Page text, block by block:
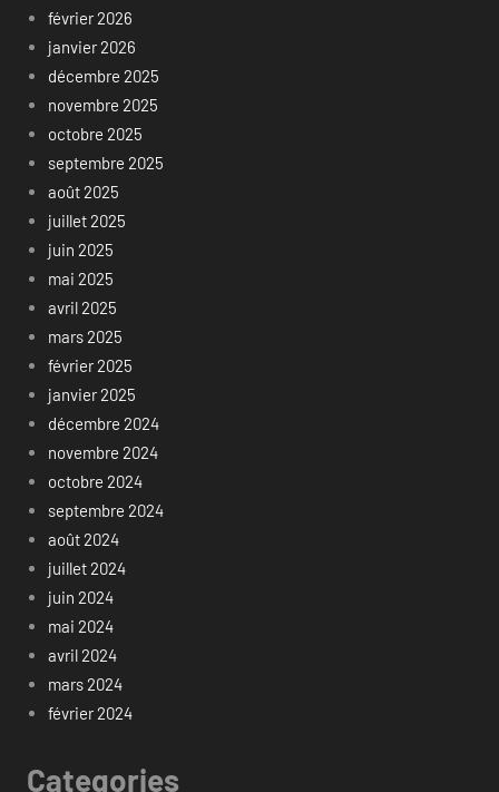
février 2026
janvier 2026
décembre 2025
novembre 2025
octobre 2025
septembre 2025
août 2025
juillet 2025
juin 2025
mai 2025
avril 2025
mars 2025
février 2025
janvier 2025
décembre 2024
novembre 2024
octobre 2024
septembre 2024
août 2024
juillet 2024
juin 2024
mai 2024
avril 2024
mars 2024
février 2024
Categories